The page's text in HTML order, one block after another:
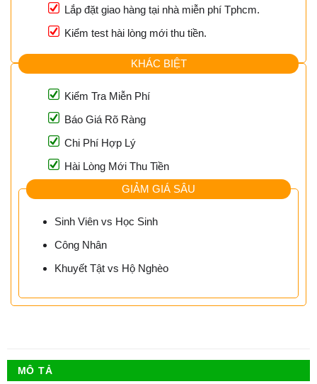
Lắp đặt giao hàng tại nhà miễn phí Tphcm.
Kiểm test hài lòng mới thu tiền.
KHÁC BIỆT
Kiểm Tra Miễn Phí
Báo Giá Rõ Ràng
Chi Phí Hợp Lý
Hài Lòng Mới Thu Tiền
GIẢM GIÁ SÂU
Sinh Viên vs Học Sinh
Công Nhân
Khuyết Tật vs Hộ Nghèo
MÔ TẢ